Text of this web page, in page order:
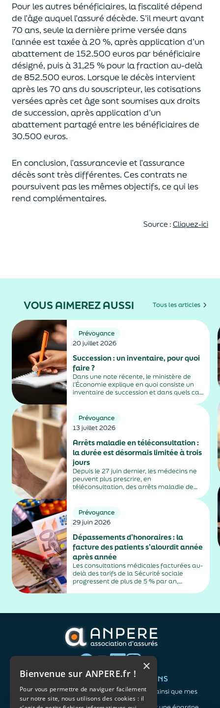
Pour les autres bénéficiaires, la fiscalité dépend
de l’âgeauquell’assuré décède. S’il meurt avant
70 ans, seule la dernière prime versée dans
l’année esttaxée à 20 %, après application d’un
abattement de 152.500 euros par bénéficiaire
désigné, puis à 31,25 % pour la fraction au-delà
de852.500 euros. Lorsque le décès intervient
après les 70 ans du souscripteur, les cotisations
versées après cet âge sont soumises aux droits
de succession, après application d’un
abattement partagé entre les bénéficiaires de
30.500 euros.
En conclusion, l’assurancevie et l’assurance
décès sont très différentes. Ces contrats ne
poursuivent pas les mêmes objectifs, ce qui les
rend complémentaires.
Source : Cliquez-ici
VOUS AIMEREZ AUSSI Tous les articles
Prévoyance
20 juillet 2026
Succession : un inventaire, pour quoi
faire ?
Dans une note récente, le ministère de
l’Économie explique en quoi consiste un
inventaire de succession et dans quels cas
Prévoyance
13 juillet 2026
Arrêts maladie en téléconsultation :
la durée est désormais limitée à trois
jours
Depuis le 27 juin dernier, les médecins ne
peuvent plus prescrire, en
téléconsultation, des arrêts maladie de
sociales et fiscales, s'inscrit dans un
durcissement plus...
Prévoyance
29 juin 2026
Dépassements d’honoraires : la
facture des patients s’alourdit année
après année
Les consultations médicales facturées au-
delà des tarifs de la Sécurité sociale
progressent de plus de 5 % par an,
alimentés par la montée en puissance des
QUI SOMMES-NOUS ?
L'association
Notre organisation
VOS BESOINS
Me protéger ainsi que mes
proches
×
Bienvenue sur ANPERE.fr !
Pour vous permettre de naviguer facilement
sur notre site, nous utilisons des cookies : il